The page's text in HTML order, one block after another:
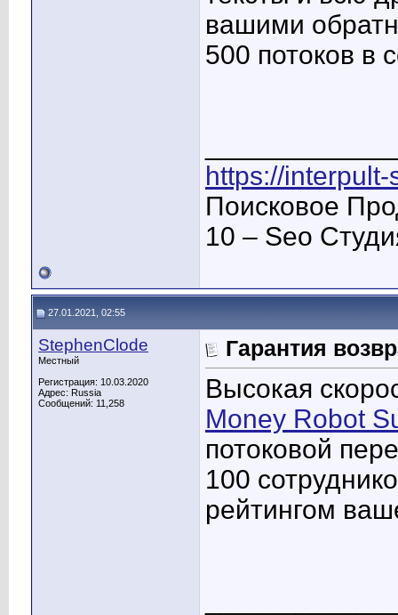
вашими
500 потоков в
https://
Поисковое
10 – Seo
27.01.2021, 02:55
StephenClode
Местный
Регистрация: 10.03.2020
Адрес: Russia
Сообщений: 11,258
Гарантия
Высокая
Money Robot
потоковой
100
рейтингом